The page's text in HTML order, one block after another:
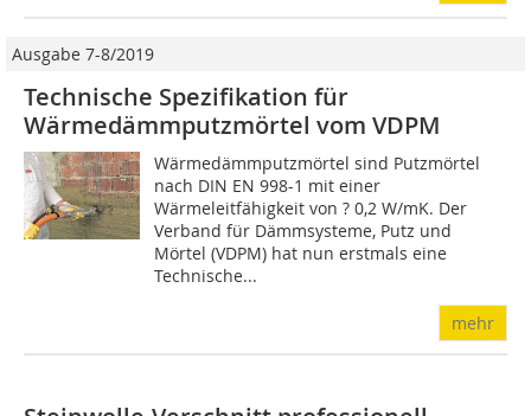
Ausgabe 7-8/2019
Technische Spezifikation für
Wärmedämmputzmörtel vom VDPM
Wärmedämmputzmörtel sind Putzmörtel
nach DIN EN 998-1 mit einer
Wärmeleitfähigkeit von ? 0,2 W/mK. Der
Verband für Dämmsysteme, Putz und
Mörtel (VDPM) hat nun erstmals eine
Technische...
mehr